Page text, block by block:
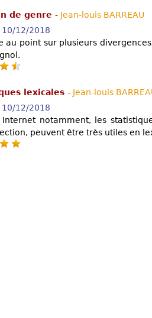
de genre - Jean-louis BARREAU
10/12/2018
au point sur plusieurs
lexicales - Jean-louis
10/12/2018
notamment, les
peuvent être très utiles en